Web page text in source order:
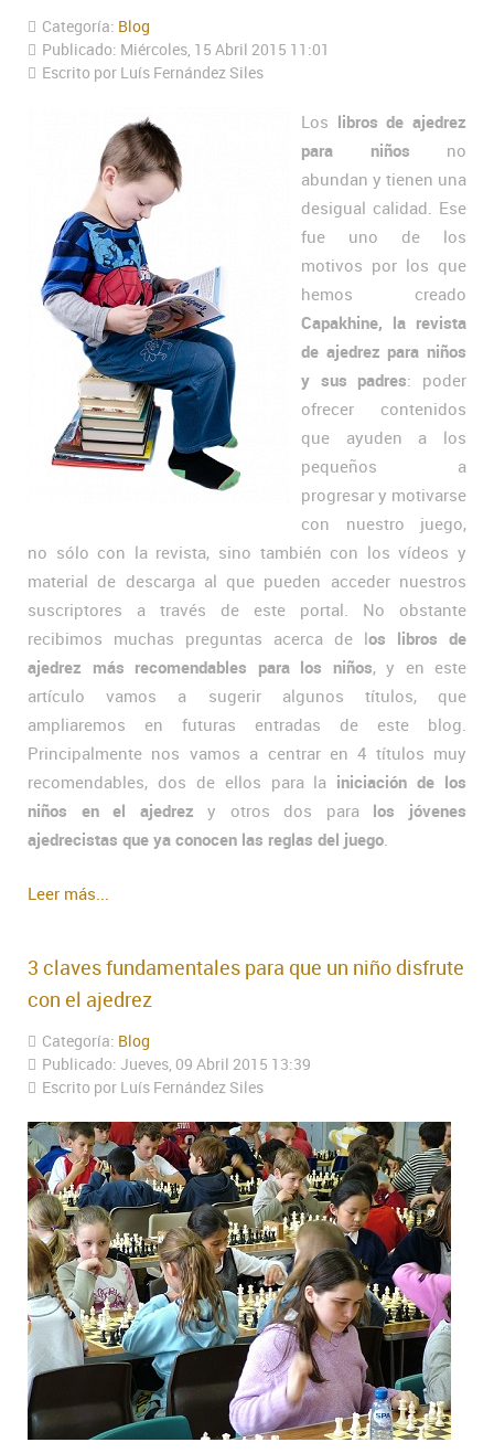
Categoría: Blog
Publicado: Miércoles, 15 Abril 2015 11:01
Escrito por Luís Fernández Siles
Los libros de ajedrez
para niños no
abundan y tienen una
desigual calidad. Ese
fue uno de los
motivos por los que
hemos creado
Capakhine, la revista
de ajedrez para niños
y sus padres: poder
ofrecer contenidos
que ayuden a los
pequeños a
progresar y motivarse
con nuestro juego,
no sólo con la revista, sino también con los vídeos y
material de descarga al que pueden acceder nuestros
suscriptores a través de este portal. No obstante
recibimos muchas preguntas acerca de los libros de
ajedrez más recomendables para los niños, y en este
artículo vamos a sugerir algunos títulos, que
ampliaremos en futuras entradas de este blog.
Principalmente nos vamos a centrar en 4 títulos muy
recomendables, dos de ellos para la iniciación de los
niños en el ajedrez y otros dos para los jóvenes
ajedrecistas que ya conocen las reglas del juego.
Leer más...
3 claves fundamentales para que un niño disfrute
con el ajedrez
Categoría: Blog
Publicado: Jueves, 09 Abril 2015 13:39
Escrito por Luís Fernández Siles